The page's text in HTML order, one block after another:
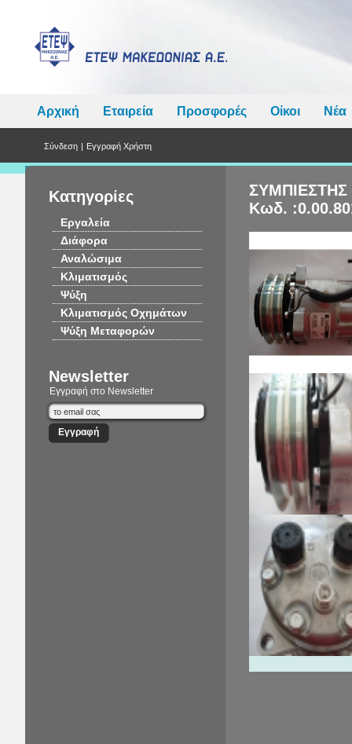
Αρχική Εταιρεία Προσφορές Οίκοι Νέα
Σύνδεση | Εγγραφή Χρήστη
Κατηγορίες
Εργαλεία
Διάφορα
Αναλώσιμα
Κλιματισμός
Ψύξη
Κλιματισμός Οχημάτων
Ψύξη Μεταφορών
Newsletter
Εγγραφή στο Newsletter
ΣΥΜΠΙΕΣΤΗΣ
Κωδ.